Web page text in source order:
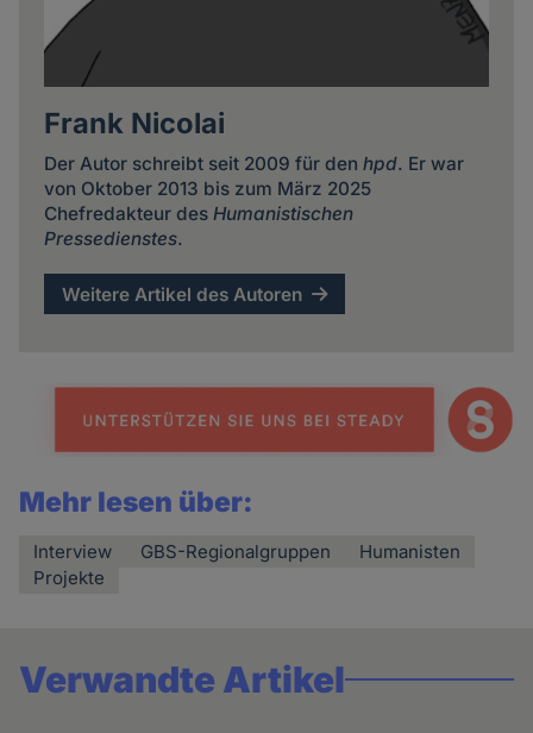
Frank Nicolai
Der Autor schreibt seit 2009 für den hpd. Er war
von Oktober 2013 bis zum März 2025
Chefredakteur des Humanistischen
Pressedienstes.
Weitere Artikel des Autoren
Mehr lesen über:
Interview GBS-Regionalgruppen
Humanisten
Projekte
Verwandte Artikel